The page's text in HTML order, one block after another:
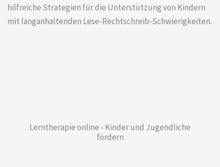
hilfreiche Strategien für die Unterstützung von Kindern
mit langanhaltenden Lese-Rechtschreib-Schwierigkeiten.
Lerntherapie online - Kinder und Jugendliche
fördern